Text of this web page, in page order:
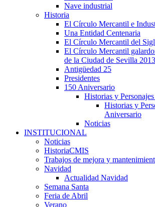
Nave industrial
Historia
El Círculo Mercantil e
Una Entidad Centenaria
El Círculo Mercantil del
El Círculo Mercantil
de la Ciudad de Sevilla 2013
Antigüedad 25
Presidentes
150 Aniversario
Historias y
Historias y
Aniversario
Noticias
INSTITUCIONAL
Noticias
HistoriaCMIS
Trabajos de mejora y
Navidad
Actualidad Navidad
Semana Santa
Feria de Abril
Verano